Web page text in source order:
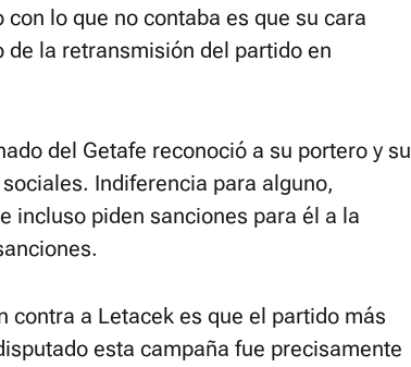
lo que no contaba es que su cara
de la retransmisión del partido en
del Getafe reconoció a su portero y su
Indiferencia para alguno,
incluso piden sanciones para él a la
contra a Letacek es que el partido más
esta campaña fue precisamente